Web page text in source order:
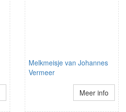
Melkmeisje van Johannes
Vermeer
Meer info